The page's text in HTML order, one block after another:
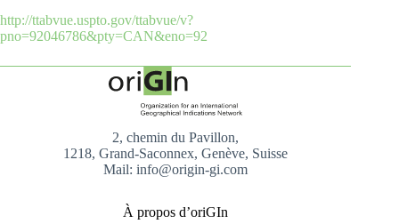
http://ttabvue.uspto.gov/ttabvue/v?
pno=92046786&pty=CAN&eno=92
2, chemin du Pavillon,
1218, Grand-Saconnex, Genève, Suisse
Mail: info@origin-gi.com
À propos d’oriGIn